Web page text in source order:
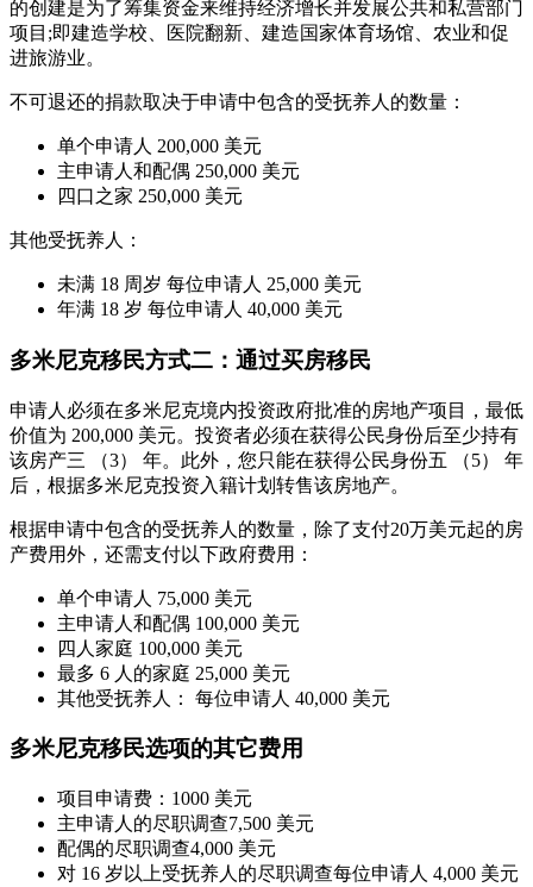
的创建是为了筹集资金来维持经济增长并发展公共和私营部门
项目;即建造学校、医院翻新、建造国家体育场馆、农业和促
进旅游业。
不可退还的捐款取决于申请中包含的受抚养人的数量：
单个申请人 200,000 美元
主申请人和配偶 250,000 美元
四口之家 250,000 美元
其他受抚养人：
未满 18 周岁 每位申请人 25,000 美元
年满 18 岁 每位申请人 40,000 美元
多米尼克移民方式二：通过买房移民
申请人必须在多米尼克境内投资政府批准的房地产项目，最低
价值为 200,000 美元。投资者必须在获得公民身份后至少持有
该房产三 （3） 年。此外，您只能在获得公民身份五 （5） 年
后，根据多米尼克投资入籍计划转售该房地产。
根据申请中包含的受抚养人的数量，除了支付20万美元起的房
产费用外，还需支付以下政府费用：
单个申请人 75,000 美元
主申请人和配偶 100,000 美元
四人家庭 100,000 美元
最多 6 人的家庭 25,000 美元
其他受抚养人： 每位申请人 40,000 美元
多米尼克移民选项的其它费用
项目申请费：1000 美元
主申请人的尽职调查7,500 美元
配偶的尽职调查4,000 美元
对 16 岁以上受抚养人的尽职调查每位申请人 4,000 美元